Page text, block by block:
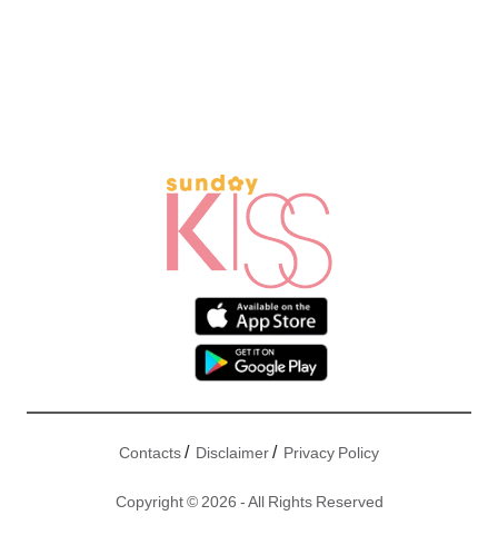
Contacts/ Disclaimer/ Privacy Policy
Copyright © 2026 - All Rights Reserved